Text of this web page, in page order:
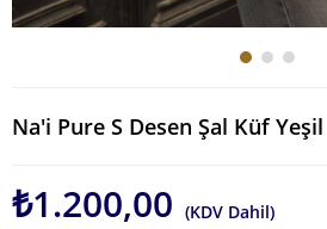
Na'i Pure S Desen Şal Küf Yeşil
₺1.200,00 (KDV Dahil)